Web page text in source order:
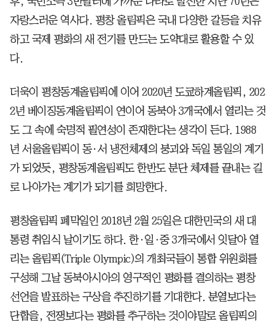
자랑스러운 역사다. 평창 올림픽은 국내 다양한 갈등을 치유
하고 국제 평화의 새 전기를 만드는 도약대로 활용할 수 있
다.
더욱이 평창동계올림픽에 이어 2020년 도쿄하계올림픽, 202
2년 베이징동계올림픽이 연이어 동북아 3개국에서 열리는 것
도 그 속에 숙명적 필연성이 존재한다는 생각이 든다. 1988
년 서울올림픽이 동·서 냉전체제의 붕괴와 독일 통일의 계기
가 되었듯, 평창동계올림픽도 한반도 분단 체제를 끝내는 길
로 나아가는 계기가 되기를 희망한다.
평창올림픽 폐막일인 2018년 2월 25일은 대한민국의 새 대
통령 취임식 날이기도 하다. 한·일·중 3개국에서 잇달아 열
리는 올림픽(Triple Olympic)의 개최국들이 통합 위원회를
구성해 그날 동북아시아의 영구적인 평화를 결의하는 평창
선언을 발표하는 구상을 추진하기를 기대한다. 분열보다는
단합을, 전쟁보다는 평화를 추구하는 것이야말로 올림픽의